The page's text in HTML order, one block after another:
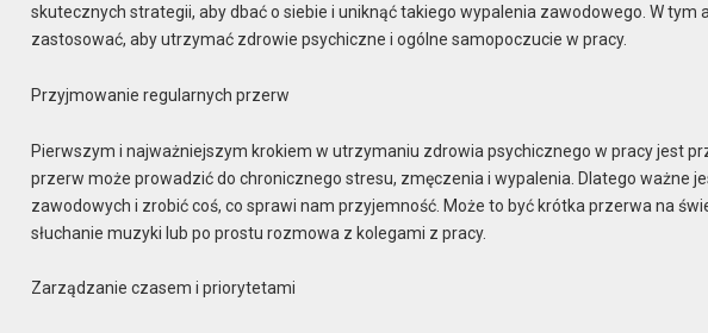
skutecznych strategii, aby dbać o siebie i uniknąć takiego wypalenia zawodowego. W
zastosować, aby utrzymać zdrowie psychiczne i ogólne samopoczucie w pracy.
Przyjmowanie regularnych przerw
Pierwszym i najważniejszym krokiem w utrzymaniu zdrowia psychicznego w pracy jest
przerw może prowadzić do chronicznego stresu, zmęczenia i wypalenia. Dlatego ważne
zawodowych i zrobić coś, co sprawi nam przyjemność. Może to być krótka przerwa na
słuchanie muzyki lub po prostu rozmowa z kolegami z pracy.
Zarządzanie czasem i priorytetami